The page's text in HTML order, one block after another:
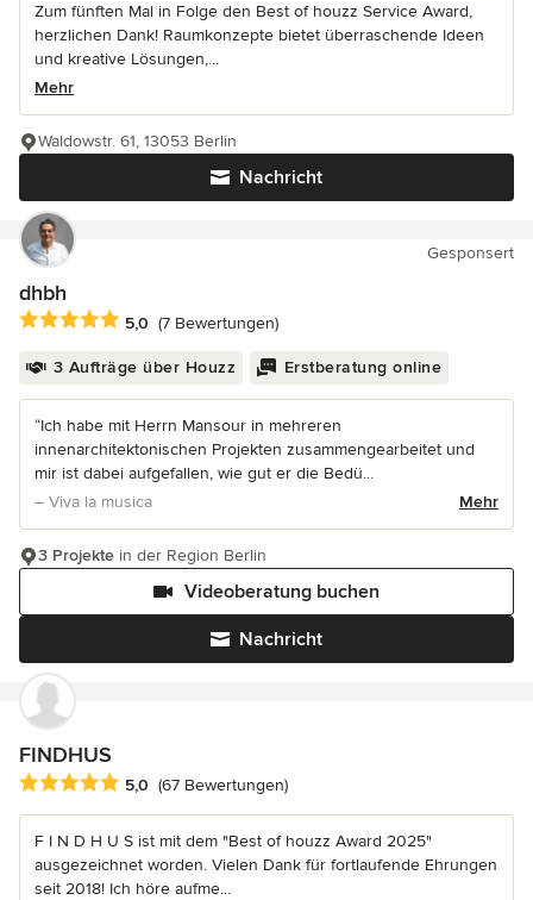
Zum fünften Mal in Folge den Best of houzz Service Award,
herzlichen Dank! Raumkonzepte bietet überraschende Ideen
und kreative Lösungen,...
Mehr
Nachricht
Waldowstr. 61, 13053 Berlin
Gesponsert
dhbh
Durchschnittliche Bewertung: 5 von 5 Sternen
5,0 (7 Bewertungen)
3 Aufträge über Houzz Erstberatung online
“Ich habe mit Herrn Mansour in mehreren
innenarchitektonischen Projekten zusammengearbeitet und
mir ist dabei aufgefallen, wie gut er die Bedü...
– Viva la musica
Mehr
Nachricht
Videoberatung buchen
3 Projekte in der Region Berlin
FINDHUS
Durchschnittliche Bewertung: 5 von 5 Sternen
5,0 (67 Bewertungen)
F I N D H U S ist mit dem "Best of houzz Award 2025"
ausgezeichnet worden. Vielen Dank für fortlaufende Ehrungen
seit 2018! Ich höre aufme...